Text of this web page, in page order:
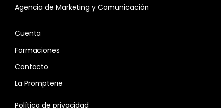
Agencia de Marketing y Comunicación
Cuenta
Formaciones
Contacto
La Prompterie
Política de privacidad